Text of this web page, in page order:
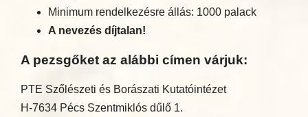
Minimum rendelkezésre állás: 1000 palack
A nevezés díjtalan!
A pezsgőket az alábbi címen várjuk:
PTE Szőlészeti és Borászati Kutatóintézet
H-7634 Pécs Szentmiklós dűlő 1.